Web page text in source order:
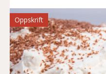
Oppskrift